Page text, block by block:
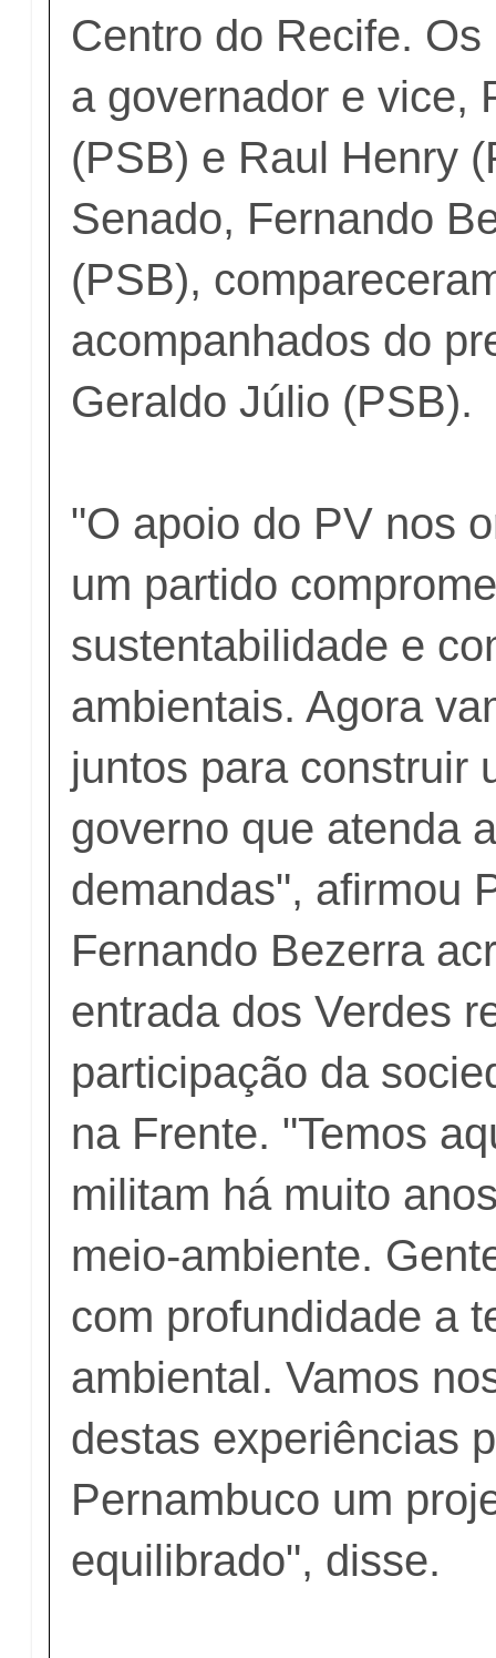
Centro do Recife.
a governador e vice,
(PSB) e Raul Henry
Senado, Fernando
(PSB),
acompanhados do
Geraldo Júlio (PSB).
"O apoio do PV nos
um partido
sustentabilidade e
ambientais. Agora
juntos para construir
governo que atenda
demandas", afirmou
Fernando Bezerra
entrada dos Verdes
participação da
na Frente. "Temos
militam há muito
meio-ambiente.
com profundidade a
ambiental. Vamos
destas experiências
Pernambuco um
equilibrado", disse.